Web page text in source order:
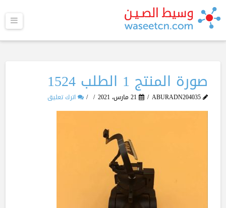
صورة المنتج 1 الطلب 1524
ABURADN204035 21 مارس، 2021 اترك تعليق